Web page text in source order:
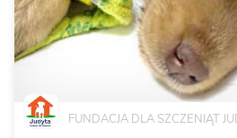
FUNDACJA DLA SZCZENIĄT